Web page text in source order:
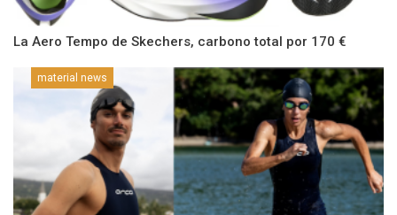
La Aero Tempo de Skechers, carbono total por 170 €
material news